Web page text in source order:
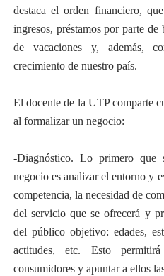
destaca el orden financiero,
ingresos, préstamos por parte
de vacaciones y, además,
crecimiento de nuestro país.
El docente de la UTP comparte
al formalizar un negocio:
-Diagnóstico. Lo primero que
negocio es analizar el entorno y
competencia, la necesidad de
del servicio que se ofrecerá y
del público objetivo: edades,
actitudes, etc. Esto
consumidores y apuntar a ellos